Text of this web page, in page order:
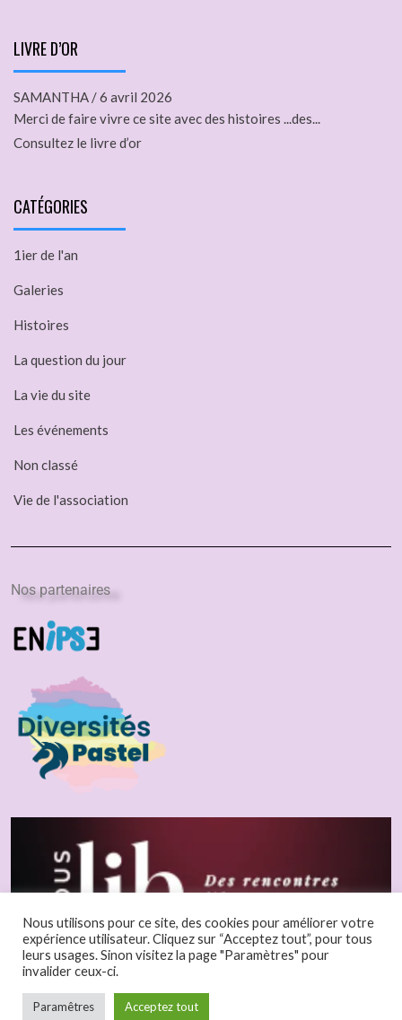
LIVRE D’OR
SAMANTHA /6 avril 2026
Merci de faire vivre ce site avec des histoires ...des...
Consultez le livre d’or
CATÉGORIES
1ier de l'an
Galeries
Histoires
La question du jour
La vie du site
Les événements
Non classé
Vie de l'association
Nos partenaires
Nous utilisons pour ce site, des cookies pour améliorer votre
expérience utilisateur. Cliquez sur “Acceptez tout”, pour tous
leurs usages. Sinon visitez la page "Paramètres" pour
invalider ceux-ci.
Paramêtres Acceptez tout